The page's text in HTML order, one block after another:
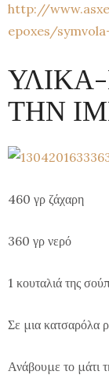
http://
epoxes/
ΤΗΝ
460 γρ ζάχαρη
360 γρ νερό
1 κουταλιά της
Σε μια κατσαρόλα
Ανάβουμε το μάτι